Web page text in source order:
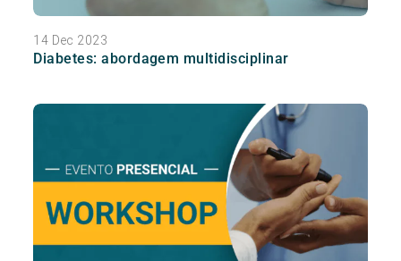
14 Dec 2023
Diabetes: abordagem multidisciplinar